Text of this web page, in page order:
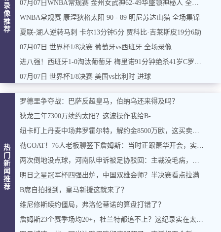
录
像
推
荐
07月07日WNBA常规赛 金州女武神62-49华盛顿神秘人 全场集锦
WNBA常规赛 康涅狄格太阳 90 - 89 明尼苏达山猫 全场集锦
夏联-湖人逆转马刺 卡尔13分钟5分 贾科比·吉莱斯皮19分6助
07月07日 世界杯1/8决赛 葡萄牙vs西班牙 全场录像
进八强！西班牙1-0淘汰葡萄牙 梅里诺91分钟绝杀41岁C罗最后一舞
07月07日 世界杯1/8决赛 美国vs比利时 进球
热
门
新
闻
推
荐
罗德里争夺战：巴萨反超皇马，伯纳乌还来得及吗？
狄龙三年7300万续约太阳？这波操作我给B-
纽卡盯上丹麦中场弗罗霍尔特，解约金8500万欧，这买卖能成吗？
勒GOAT！76人老板聊签下詹姆斯：当时正跟萧华开会，实在憋不住，直接打断走人
两次倒地没点球，河南队申诉被足协驳回：主裁没毛病，英博没占便宜
明日之星冠军杯四强出炉，中国双雄会师？半决赛看点拉满
B席自拍报到，皇马新援这就来了？
维尼修斯续约僵局，弗洛伦蒂诺的算盘打错了？
詹姆斯23个赛季场均20+，杜兰特都追不上？这纪录实在太硬了